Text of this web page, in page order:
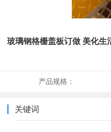
玻璃钢格栅盖板订做 美化生
产品规格：
关键词